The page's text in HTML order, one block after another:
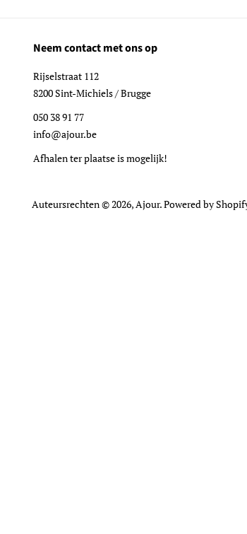
Neem contact met ons op
Rijselstraat 112
8200 Sint-Michiels / Brugge
050 38 91 77
info@ajour.be
Afhalen ter plaatse is mogelijk!
Auteursrechten © 2026,Ajour. Powered by